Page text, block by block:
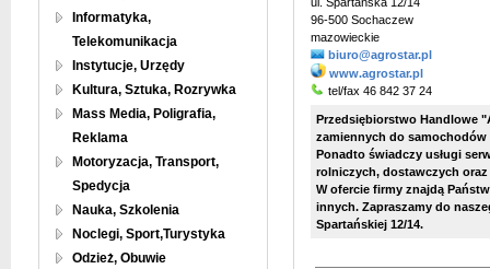
Informatyka,
Telekomunikacja
Instytucje, Urzędy
Kultura, Sztuka, Rozrywka
Mass Media, Poligrafia,
Reklama
Motoryzacja, Transport,
Spedycja
Nauka, Szkolenia
Noclegi, Sport,Turystyka
Odzież, Obuwie
96-500 Sochaczew
mazowieckie
biuro@agrostar.pl
www.agrostar.pl
tel/fax 46 842 37 24
Przedsiębiorstwo Handlowe
zamiennych do
Ponadto świadczy usługi
rolniczych, dostawczych
W ofercie firmy znajdą
innych. Zapraszamy do
Spartańskiej 12/14.